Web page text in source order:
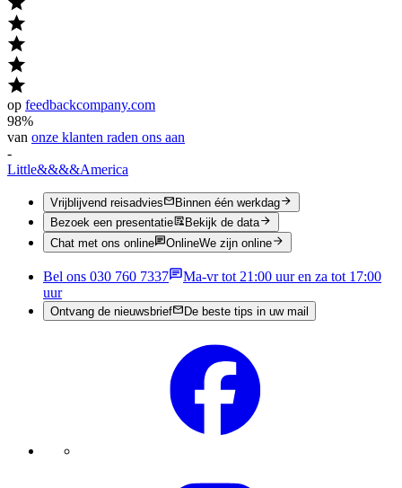
op feedbackcompany.com
98%
van onze klanten raden ons aan
-
Little&&&&America
Vrijblijvend reisadvies
Binnen één werkdag
Bezoek een presentatie
Bekijk de data
Chat met ons online
OnlineWe zijn online
Bel ons 030 760 7337
Ma-vr tot 21:00 uur en za tot 17:00
uur
Ontvang de nieuwsbrief De beste tips in uw mail